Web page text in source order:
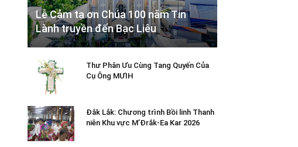
Lễ Cảm tạ ơn Chúa 100 năm Tin
Lành truyền đến Bạc Liêu
Thư Phân Ưu Cùng Tang Quyến Của
Cụ Ông MƯIH
Đắk Lắk: Chương trình Bồi linh Thanh
niên Khu vực M’Đrắk-Ea Kar 2026